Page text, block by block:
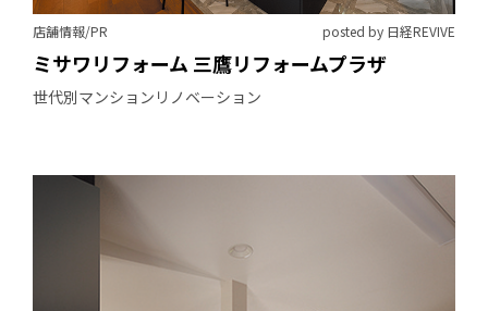
店舗情報/PR posted by 日経REVIVE
ミサワリフォーム 三鷹リフォームプラザ
世代別マンションリノベーション